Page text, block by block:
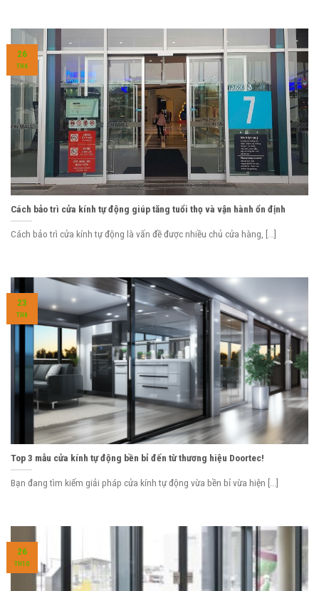
Cách bảo trì cửa kính tự động giúp tăng tuổi thọ và vận hành ổn định
Cách bảo trì cửa kính tự động là vấn đề được nhiều chủ cửa hàng, [...]
26
TH6
Top 3 mẫu cửa kính tự động bền bỉ đến từ thương hiệu Doortec!
Bạn đang tìm kiếm giải pháp cửa kính tự động vừa bền bỉ vừa hiện [...]
23
TH8
26
TH10